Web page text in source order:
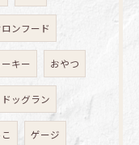
ンフード
ーキー おやつ
ドッグラン
ゲージ